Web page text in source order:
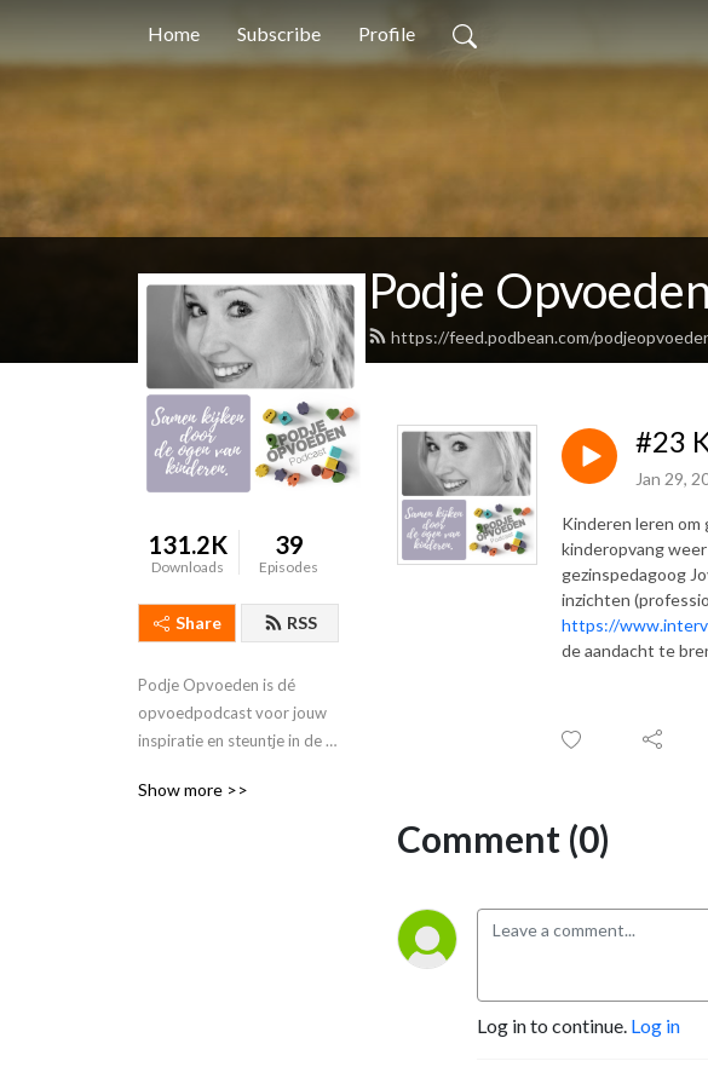
Home Subscribe Profile
Podje Opvoeden
https://feed.podbean.com/
131.2K
Downloads
39
Episodes
Share RSS
Podje Opvoeden is dé
opvoedpodcast voor jouw
inspiratie en steuntje in de
Show more >>
#23
Jan 29,
Kinderen leren om
kinderopvang
gezinspedagoog
inzichten
https://
de aandacht te
Comment (0)
Log in to continue. Log in